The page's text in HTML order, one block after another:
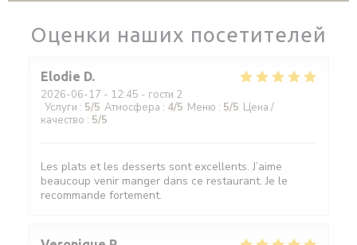
Оценки наших посетителей
Elodie D
2026-06-17 - 12:45 - гости 2
Услуги : 5/5 Атмосфера : 4/5 Меню : 5/5 Цена /
качество : 5/5
Les plats et les desserts sont excellents. J’aime
beaucoup venir manger dans ce restaurant. Je le
recommande fortement.